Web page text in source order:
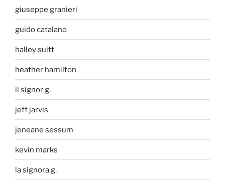
giuseppe granieri
guido catalano
halley suitt
heather hamilton
il signor g.
jeff jarvis
jeneane sessum
kevin marks
la signora g.